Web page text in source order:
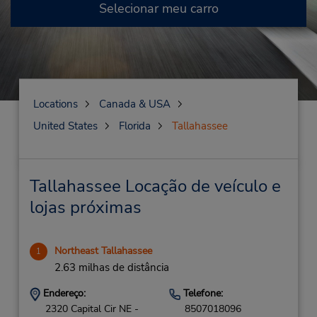
Selecionar meu carro
Locations
Canada & USA
United States
Florida Tallahassee
Tallahassee Locação de veículo e
lojas próximas
1 Northeast Tallahassee
2.63 milhas de distância
Endereço:
2320 Capital Cir NE -
Telefone:
8507018096